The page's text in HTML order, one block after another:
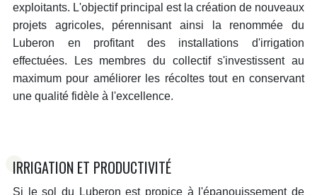
exploitants. L'objectif principal est la création de nouveaux
projets agricoles, pérennisant ainsi la renommée du
Luberon en profitant des installations d'irrigation
effectuées. Les membres du collectif s'investissent au
maximum pour améliorer les récoltes tout en conservant
une qualité fidèle à l'excellence.
IRRIGATION ET PRODUCTIVITÉ
Si le sol du Luberon est propice à l'épanouissement de